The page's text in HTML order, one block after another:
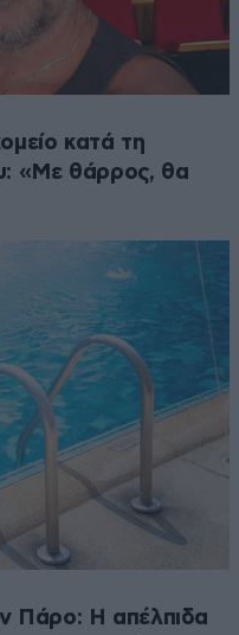
κατά τη
«Με θάρρος, θα
Πάρο: Η απέλπιδα